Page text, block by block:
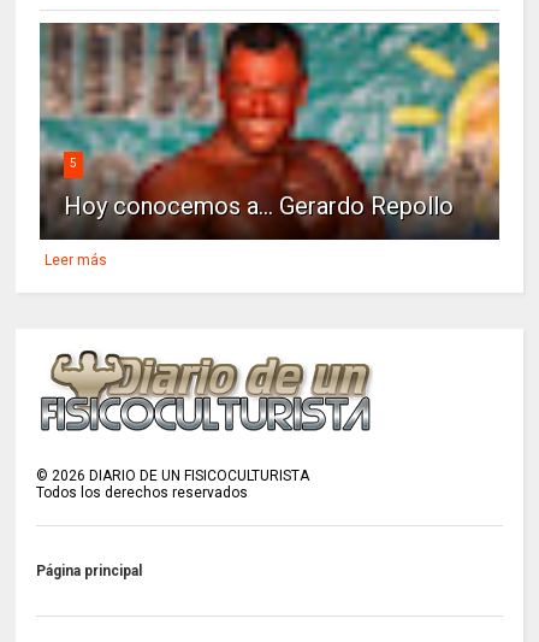
5
Hoy conocemos a... Gerardo Repollo
Leer más
©2026 DIARIO DE UN FISICOCULTURISTA
Todos los derechos reservados
Página principal